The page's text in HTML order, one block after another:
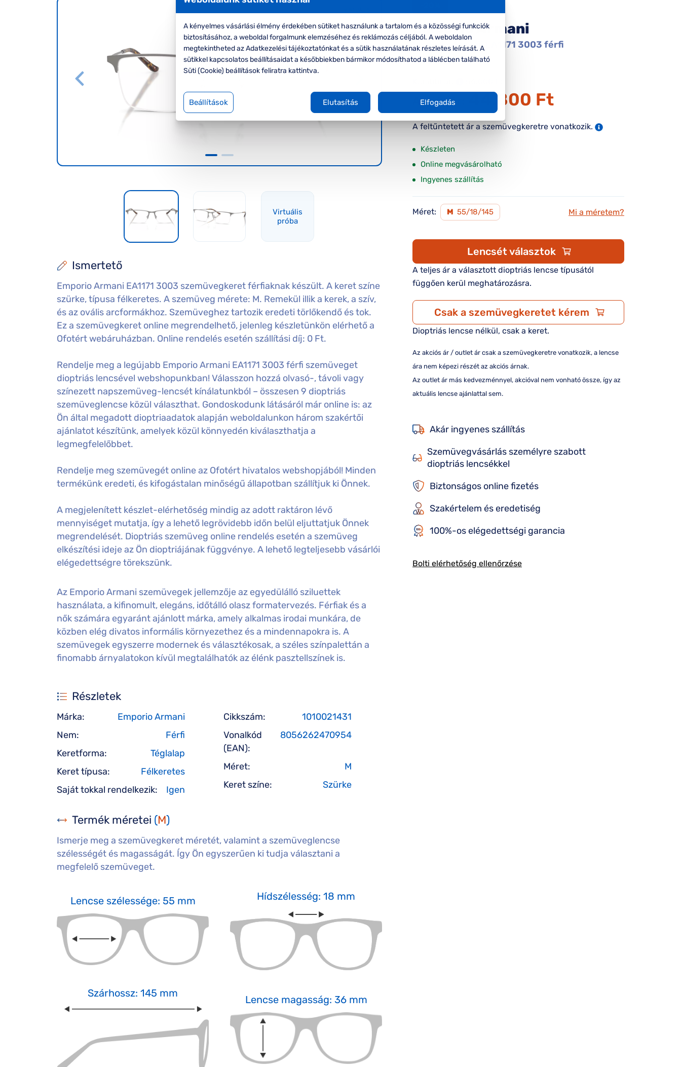
Virtuális
próba
Ismertető
Emporio Armani EA1171 3003 szemüvegkeret férfiaknak készült. A keret színe
szürke, típusa félkeretes. A szemüveg mérete: M. Remekül illik a kerek, a szív,
és az ovális arcformákhoz. Szemüveghez tartozik eredeti törlőkendő és tok.
Ez a szemüvegkeret online megrendelhető, jelenleg készletünkön elérhető a
Ofotért webáruházban. Online rendelés esetén szállítási díj: 0 Ft.
Rendelje meg a legújabb Emporio Armani EA1171 3003 férfi szemüveget
dioptriás lencsével webshopunkban! Válasszon hozzá olvasó-, távoli vagy
színezett napszemüveg-lencsét kínálatunkból – összesen 9 dioptriás
szemüveglencse közül választhat. Gondoskodunk látásáról már online is: az
Ön által megadott dioptriaadatok alapján weboldalunkon három szakértői
ajánlatot készítünk, amelyek közül könnyedén kiválaszthatja a
legmegfelelőbbet.
Rendelje meg szemüvegét online az Ofotért hivatalos webshopjából! Minden
termékünk eredeti, és kifogástalan minőségű állapotban szállítjuk ki Önnek.
A megjelenített készlet-elérhetőség mindig az adott raktáron lévő
mennyiséget mutatja, így a lehető legrövidebb időn belül eljuttatjuk Önnek
megrendelését. Dioptriás szemüveg online rendelés esetén a szemüveg
elkészítési ideje az Ön dioptriájának függvénye. A lehető legteljesebb vásárlói
elégedettségre törekszünk.
Az Emporio Armani szemüvegek jellemzője az egyedülálló sziluettek
használata, a kifinomult, elegáns, időtálló olasz formatervezés. Férfiak és a
nők számára egyaránt ajánlott márka, amely alkalmas irodai munkára, de
közben elég divatos informális környezethez és a mindennapokra is. A
szemüvegek egyszerre modernek és választékosak, a széles színpalettán a
finomabb árnyalatokon kívül megtalálhatók az élénk pasztellszínek is.
Részletek
Márka:
Emporio Armani
Nem:
Férfi
Keretforma:
Téglalap
Keret típusa:
Félkeretes
Saját tokkal rendelkezik:
Igen
Cikkszám:
1010021431
Vonalkód
(EAN):
8056262470954
Méret:
M
Keret színe:
Szürke
Termék méretei (M)
Ismerje meg a szemüvegkeret méretét, valamint a szemüveglencse
szélességét és magasságát. Így Ön egyszerűen ki tudja választani a
megfelelő szemüveget.
Lencse szélessége: 55 mm Hídszélesség: 18 mm
Szárhossz: 145 mm
Lencse magasság: 36 mm
Emporio Armani
Emporio Armani EA1171 3003 férfi
szemüvegkeret
Akciós ár: 44.800 Ft
A feltűntetett ár a szemüvegkeretre vonatkozik.
Készleten
Online megvásárolható
Ingyenes szállítás
Méret: M 55/18/145 Mi a méretem?
Lencsét választok
A teljes ár a választott dioptriás lencse típusától
függően kerül meghatározásra.
Csak a szemüvegkeretet kérem
Dioptriás lencse nélkül, csak a keret.
Az akciós ár / outlet ár csak a szemüvegkeretre vonatkozik, a lencse
ára nem képezi részét az akciós árnak.
Az outlet ár más kedvezménnyel, akcióval nem vonható össze, így az
aktuális lencse ajánlattal sem.
Akár ingyenes szállítás
Szemüvegvásárlás személyre szabott
dioptriás lencsékkel
Biztonságos online fizetés
Szakértelem és eredetiség
100%-os elégedettségi garancia
Bolti elérhetőség ellenőrzése
A kényelmes vásárlási élmény érdekében sütiket használunk a tartalom és a közösségi funkciók
biztosításához, a weboldal forgalmunk elemzéséhez és reklámozás céljából. A weboldalon
megtekintheted az Adatkezelési tájékoztatónkat és a sütik használatának részletes leírását. A
sütikkel kapcsolatos beállításaidat a későbbiekben bármikor módosíthatod a láblécben található
Süti (Cookie) beállítások feliratra kattintva.
Beállítások Elutasítás Elfogadás